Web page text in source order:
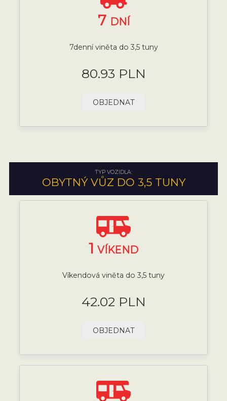
7 DNÍ
7denní viněta do 3,5 tuny
80.93 PLN
OBJEDNAT
TYP VOZIDLA:
OBYTNÝ VŮZ DO 3,5 TUNY
1 VÍKEND
Víkendová viněta do 3,5 tuny
42.02 PLN
OBJEDNAT